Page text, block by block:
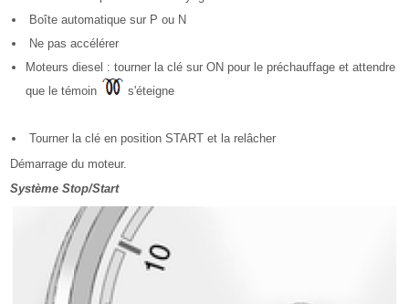
Boîte automatique sur P ou N
Ne pas accélérer
Moteurs diesel : tourner la clé sur ON pour le préchauffage et attendre
que le témoin
s'éteigne
Tourner la clé en position START et la relâcher
Démarrage du moteur.
Système Stop/Start